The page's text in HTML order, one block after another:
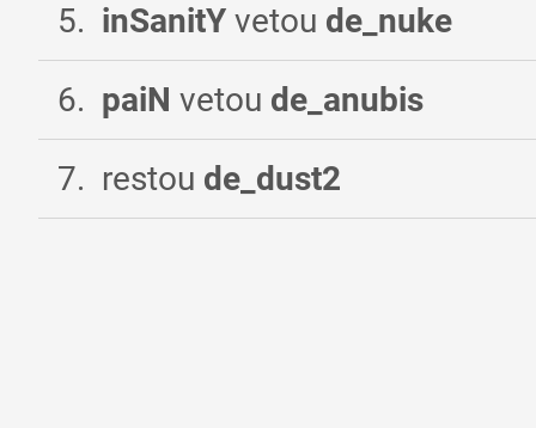
5. inSanitY vetou de_nuke
6. paiN vetou de_anubis
7. restou de_dust2